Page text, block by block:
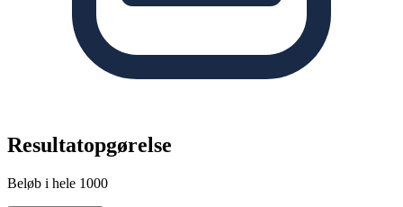
Resultatopgørelse
Beløb i hele 1000